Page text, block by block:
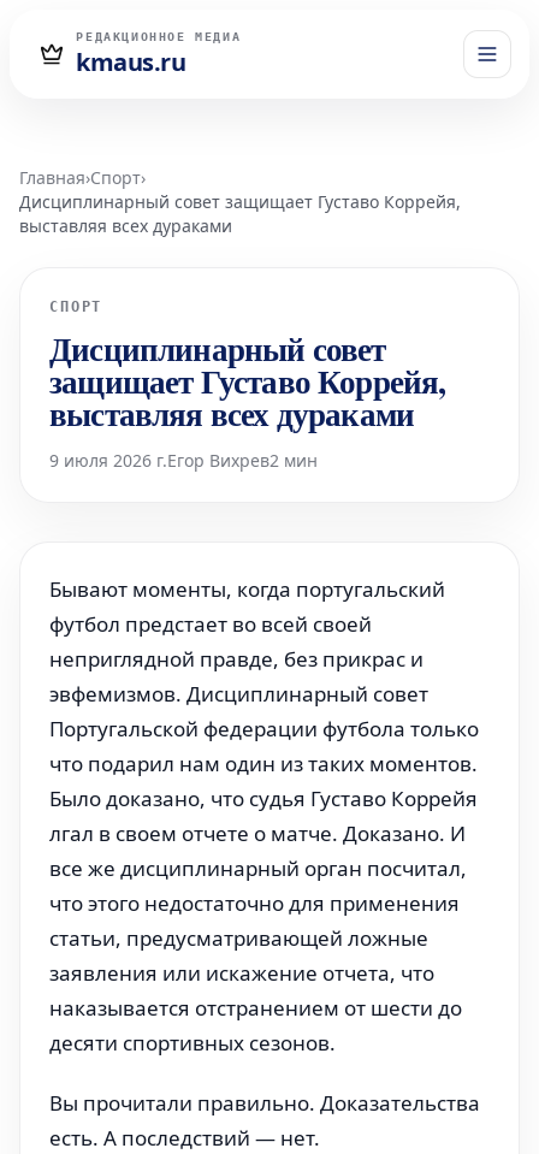
РЕДАКЦИОННОЕ МЕДИА
kmaus.ru
Главная›Спорт›
Дисциплинарный совет защищает Густаво Коррейя,
выставляя всех дураками
СПОРТ
Дисциплинарный совет
защищает Густаво Коррейя,
выставляя всех дураками
9 июля 2026 г.Егор Вихрев2 мин
Бывают моменты, когда португальский
футбол предстает во всей своей
неприглядной правде, без прикрас и
эвфемизмов. Дисциплинарный совет
Португальской федерации футбола только
что подарил нам один из таких моментов.
Было доказано, что судья Густаво Коррейя
лгал в своем отчете о матче. Доказано. И
все же дисциплинарный орган посчитал,
что этого недостаточно для применения
статьи, предусматривающей ложные
заявления или искажение отчета, что
наказывается отстранением от шести до
десяти спортивных сезонов.
Вы прочитали правильно. Доказательства
есть. А последствий — нет.